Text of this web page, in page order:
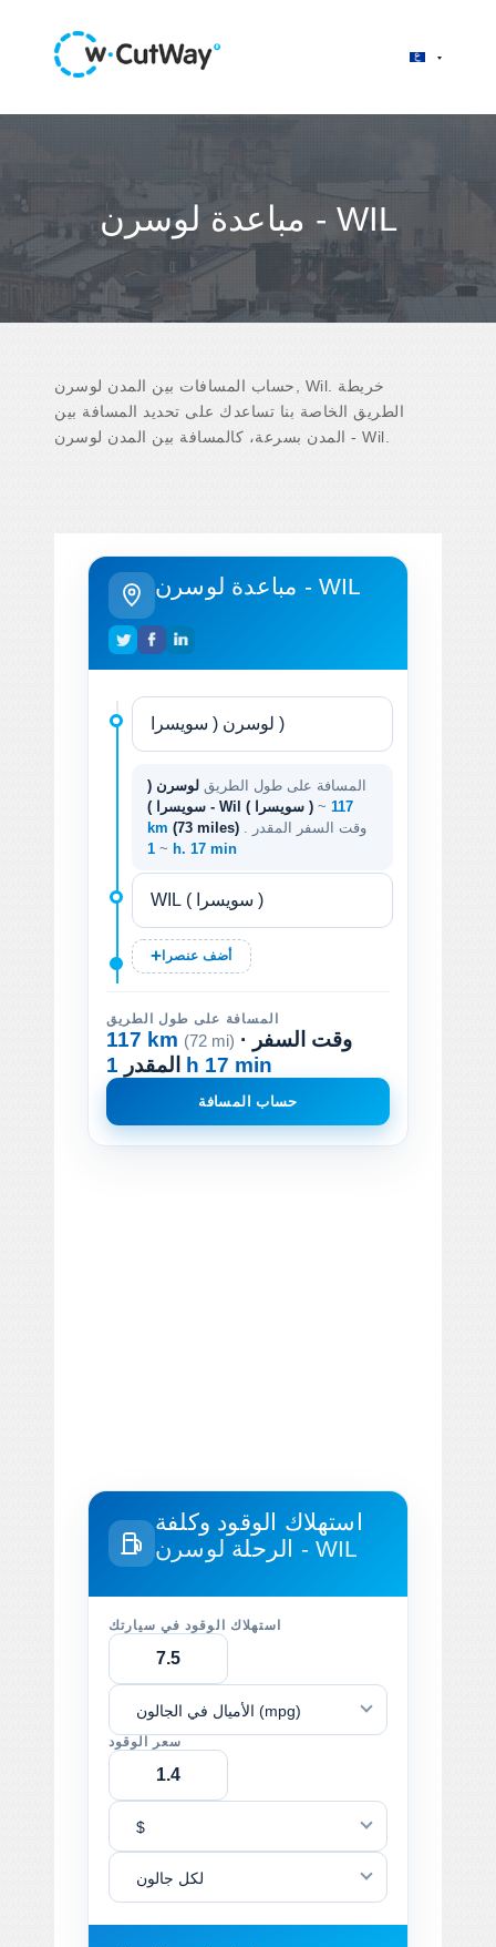
مباعدة لوسرن - WIL
حساب المسافات بين المدن لوسرن, Wil. خريطة
الطريق الخاصة بنا تساعدك على تحديد المسافة بين
المدن بسرعة، كالمسافة بين المدن لوسرن - Wil.
مباعدة لوسرن - WIL
المسافة على طول الطريق لوسرن (
سويسرا ) - Wil ( سويسرا ) ~ 117
km (73 miles)
~ 1 h. 17 min
أضف عنصرا
المسافة على طول الطريق
117 km (72 mi) · وقت السفر
المقدر 1 h 17 min
حساب المسافة
استهلاك الوقود وكلفة
الرحلة لوسرن - WIL
استهلاك الوقود في سيارتك
الأميال في الجالون (mpg)
سعر الوقود
$
لكل جالون